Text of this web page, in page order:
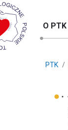
O PTK
PTK